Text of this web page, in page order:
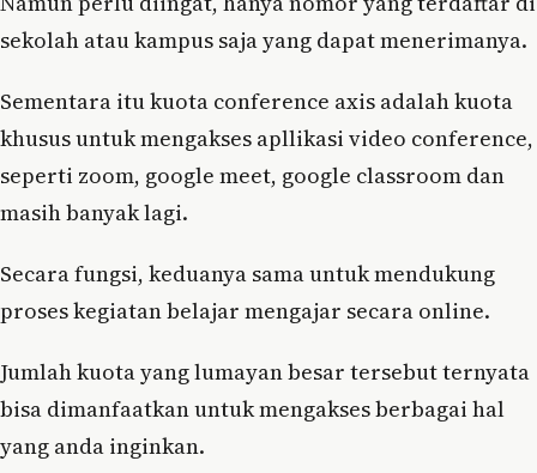
sekolah atau kampus saja yang dapat menerimanya.
Sementara itu kuota conference axis adalah kuota
khusus untuk mengakses apllikasi video conference,
seperti zoom, google meet, google classroom dan
masih banyak lagi.
Secara fungsi, keduanya sama untuk mendukung
proses kegiatan belajar mengajar secara online.
Jumlah kuota yang lumayan besar tersebut ternyata
bisa dimanfaatkan untuk mengakses berbagai hal
yang anda inginkan.